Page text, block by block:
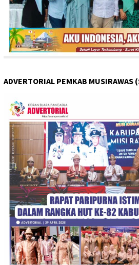
ADVERTORIAL PEMKAB MUSIRAWAS